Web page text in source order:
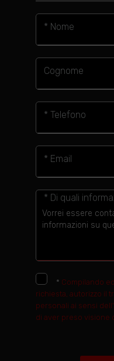
* Nome
Cognome
* Telefono
* Email
* Di quali
* Compilando
richiesta, autorizzo il
personali ai sensi
di aver preso visione